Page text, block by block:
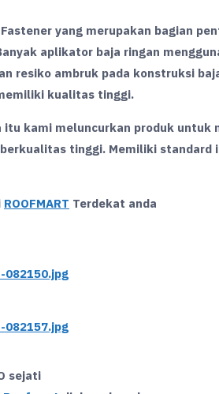
yang merupakan bagian
aplikator baja ringan
resiko ambruk pada konstruksi
kualitas tinggi.
itu kami meluncurkan produk untuk
tinggi. Memiliki standard
ROOFMART Terdekat anda
sejati